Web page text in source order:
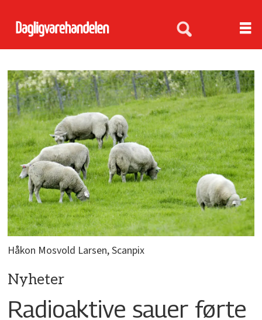
Håkon Mosvold Larsen, Scanpix
Nyheter
Radioaktive sauer førte